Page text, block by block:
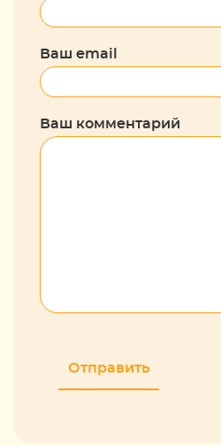
Ваш email
Ваш комментарий